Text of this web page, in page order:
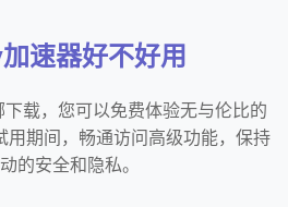
速器好不好用
载，您可以免费体验无与伦比的
用期间，畅通访问高级功能，保持
的安全和隐私。